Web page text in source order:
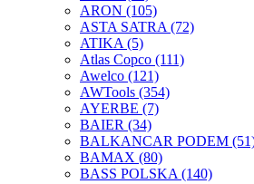
ARON (105)
ASTA SATRA (72)
ATIKA (5)
Atlas Copco (111)
Awelco (121)
AWTools (354)
AYERBE (7)
BAIER (34)
BALKANCAR PODEM
BAMAX (80)
BASS POLSKA (140)